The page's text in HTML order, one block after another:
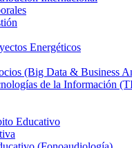
Energéticos
(Big Data & Business
de la Información
Educativo